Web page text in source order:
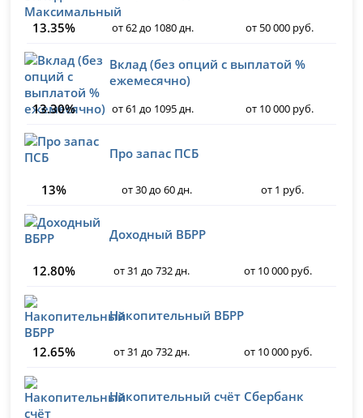
13.35% от 62 до 1080 дн. от 50 000 руб.
Вклад (без опций с выплатой %
ежемесячно)
13.30%
от 61 до 1095 дн. от 10 000 руб.
Про запас ПСБ
13% от 30 до 60 дн. от 1 руб.
Доходный ВБРР
12.80% от 31 до 732 дн. от 10 000 руб.
Накопительный ВБРР
12.65% от 31 до 732 дн. от 10 000 руб.
Накопительный счёт Сбербанк